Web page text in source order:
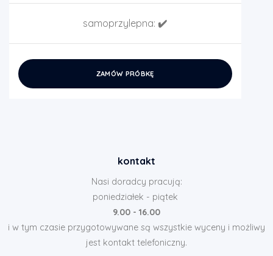
samoprzylepna: ✔️
ZAMÓW PRÓBKĘ
kontakt
Nasi doradcy pracują:
poniedziałek - piątek
9.00 - 16.00
i w tym czasie przygotowywane są wszystkie wyceny i możliwy
jest kontakt telefoniczny.